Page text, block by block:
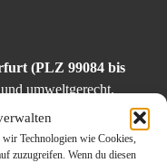
Technologien wie Cookies,
zuzugreifen. Wenn du diesen
(PLZ 99084 bis
umweltgerecht.
Verwertung und
von
sondern auch